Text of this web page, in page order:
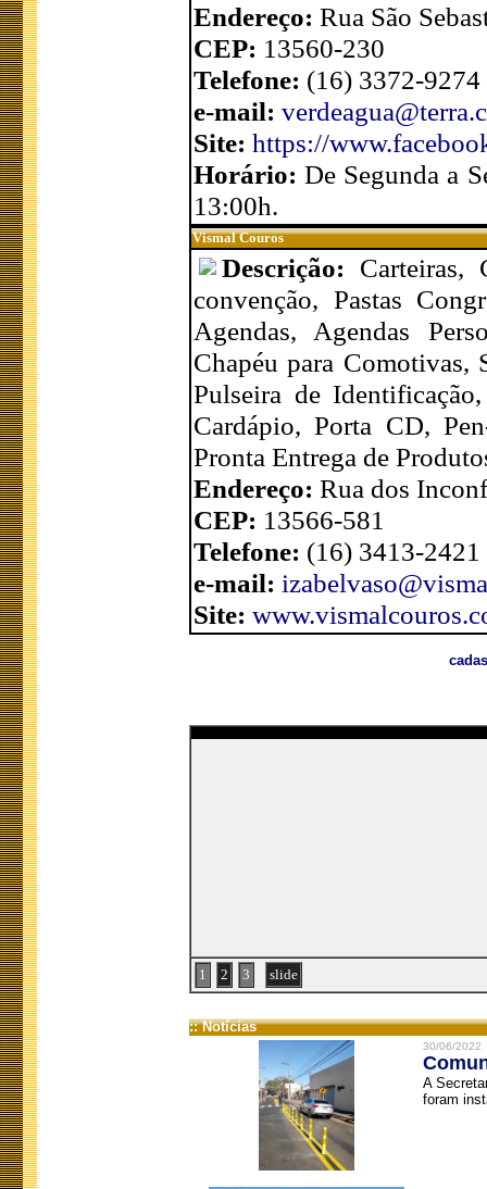
Endereço: Rua São
CEP: 13560-230
Telefone: (16) 3372-9274
e-mail:
Site: https://
Horário:De Segunda a
13:00h.
Vismal Couros
Descrição: Carteiras,
convenção, Pastas
Agendas, Agendas
Chapéu para Comotivas,
Pulseira de
Cardápio, Porta CD,
Pronta Entrega de
Endereço: Rua dos
CEP: 13566-581
Telefone: (16) 3413-
e-mail:
Site:
1 2 3 slide
:: Notícias
30/06/2022
A
foram